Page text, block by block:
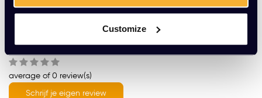
Customize
Product informatie
average of 0 review(s)
Schrijf je eigen review